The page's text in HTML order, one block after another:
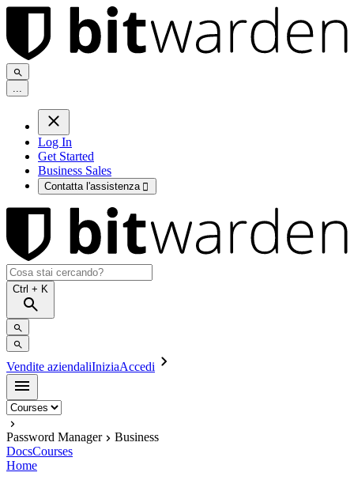
...
Log In
Get Started
Business Sales
Contatta l'assistenza 
Ctrl + K
Vendite aziendaliIniziaAccedi
Password Manager
Business
DocsCourses
Home